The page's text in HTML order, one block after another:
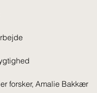
forsker, Amalie Bakkær